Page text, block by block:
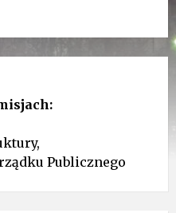
Publicznego